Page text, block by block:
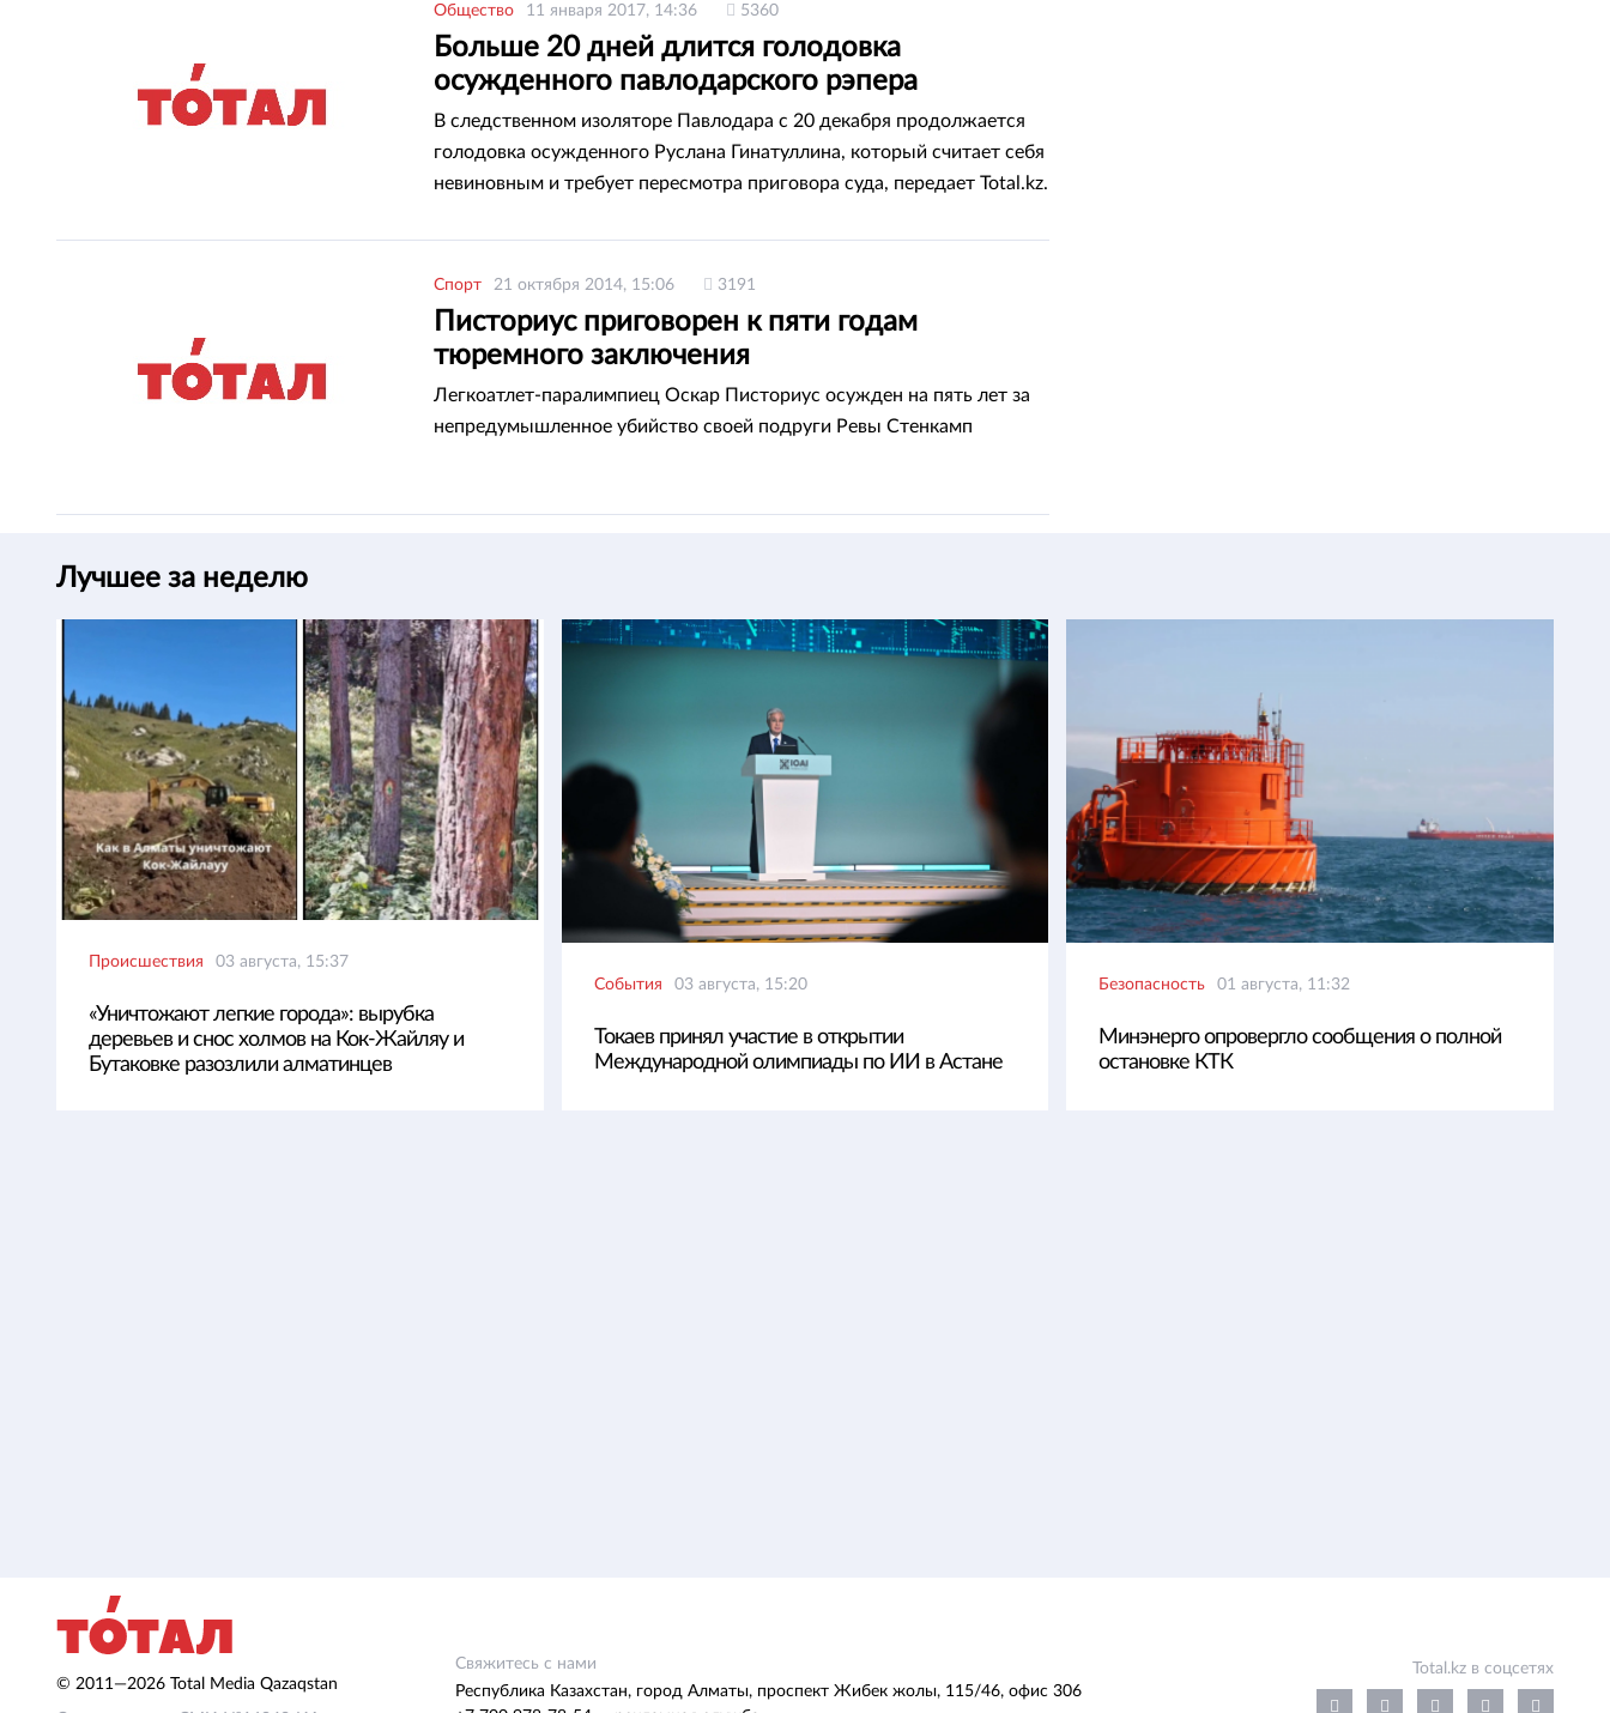
Общество 11 января 2017, 14:36 5360
Больше 20 дней длится голодовка
осужденного павлодарского рэпера
В следственном изоляторе Павлодара с 20 декабря продолжается
голодовка осужденного Руслана Гинатуллина, который считает себя
невиновным и требует пересмотра приговора суда, передает Total.kz.
Спорт 21 октября 2014, 15:06 3191
Писториус приговорен к пяти годам
тюремного заключения
Легкоатлет-паралимпиец Оскар Писториус осужден на пять лет за
непредумышленное убийство своей подруги Ревы Стенкамп
Лучшее за неделю
Происшествия 03 августа, 15:37
«Уничтожают легкие города»: вырубка
деревьев и снос холмов на Кок-Жайляу и
Бутаковке разозлили алматинцев
События 03 августа, 15:20
Токаев принял участие в открытии
Международной олимпиады по ИИ в Астане
Безопасность 01 августа, 11:32
Минэнерго опровергло сообщения о полной
остановке КТК
© 2011—2026 Total Media Qazaqstan
Свяжитесь с нами
Республика Казахстан, город Алматы, проспект Жибек жолы, 115/46, офис 306
Total.kz в соцсетях